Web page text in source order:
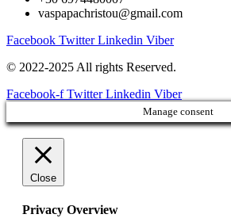
vaspapachristou@gmail.com
Facebook Twitter Linkedin Viber
© 2022-2025 All rights Reserved.
Facebook-f Twitter Linkedin Viber
Manage consent
Close
Privacy Overview